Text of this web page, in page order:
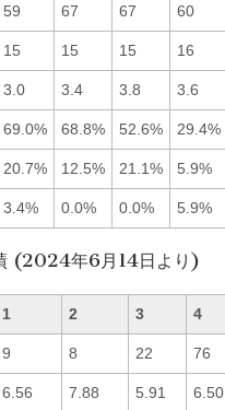
59 67 67 60
15 15 15 16
3.0 3.4 3.8 3.6
69.0% 68.8% 52.6% 29.4%
20.7% 12.5% 21.1% 5.9%
3.4% 0.0% 0.0% 5.9%
(2024年6月14日より)
1 2 3 4
9 8 22 76
6.56 7.88 5.91 6.50